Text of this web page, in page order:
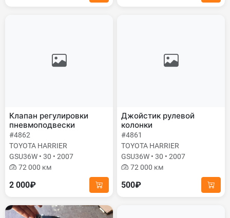
Клапан регулировки
пневмоподвески
#4862
TOYOTA HARRIER
GSU36W • 30 • 2007
72 000 км
2 000₽
Джойстик рулевой
колонки
#4861
TOYOTA HARRIER
GSU36W • 30 • 2007
72 000 км
500₽